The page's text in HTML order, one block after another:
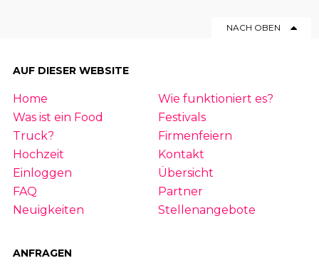
NACH OBEN
AUF DIESER WEBSITE
Home
Wie funktioniert es?
Was ist ein Food
Truck?
Festivals
Firmenfeiern
Hochzeit
Kontakt
Einloggen
Übersicht
FAQ
Partner
Neuigkeiten
Stellenangebote
ANFRAGEN